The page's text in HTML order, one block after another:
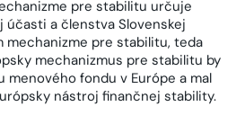
pre stabilitu určuje
účasti a členstva Slovenskej
mechanizme pre stabilitu, teda
mechanizmus pre stabilitu by
menového fondu v Európe a mal
nástroj finančnej stability.